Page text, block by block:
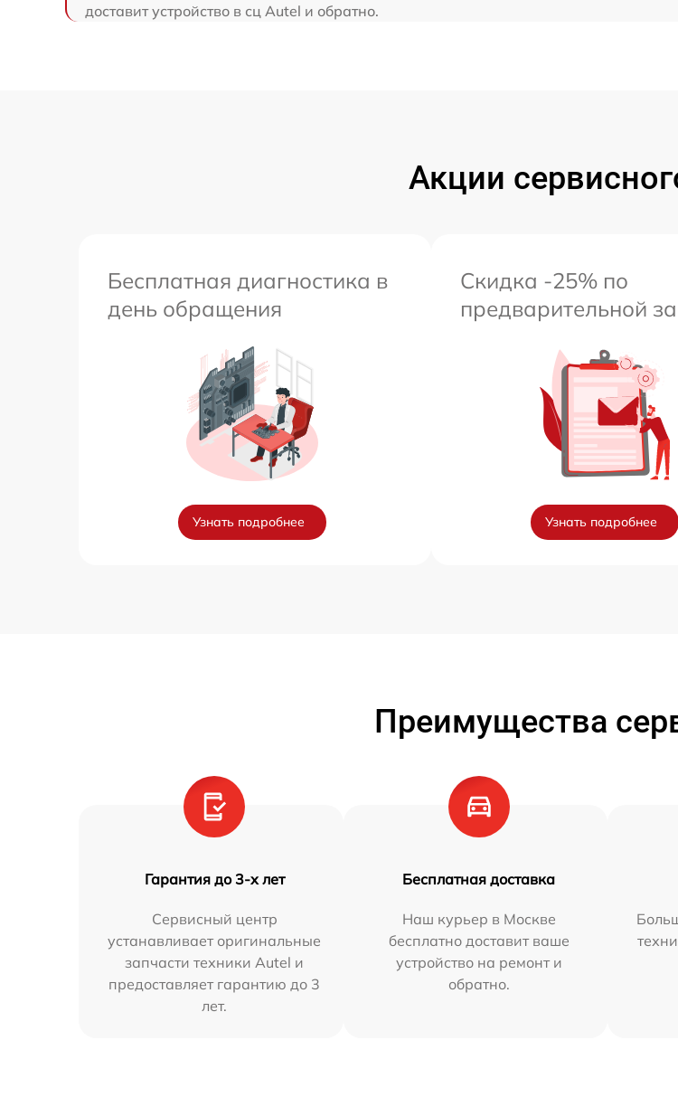
доставит устройство в сц Autel и обратно.
Акции
Бесплатная диагностика в
день обращения
Узнать подробнее
Скидка -25% по
предварительной
Узнать подробнее
Преимущества
Гарантия до 3-х лет
Сервисный центр
устанавливает оригинальные
запчасти техники Autel и
предоставляет гарантию до 3
лет.
Бесплатная доставка
Наш курьер в Москве
бесплатно доставит ваше
устройство на ремонт и
обратно.